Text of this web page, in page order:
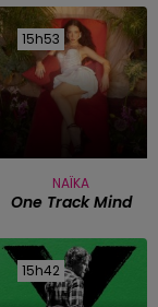
15h53
15h53
NAÏKA
One Track Mind
15h42
15h42